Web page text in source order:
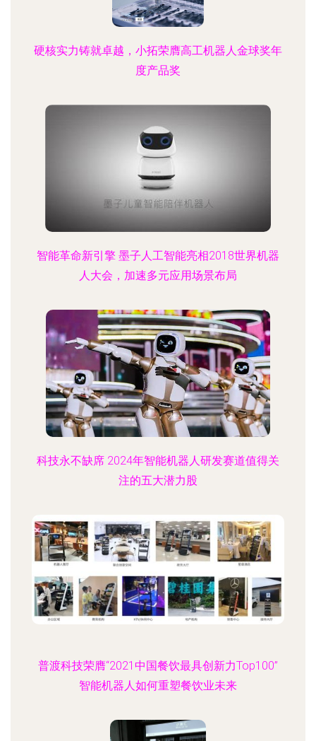
硬核实力铸就卓越，小拓荣膺高工机器人金球奖年
度产品奖
智能革命新引擎 墨子人工智能亮相2018世界机器
人大会，加速多元应用场景布局
科技永不缺席 2024年智能机器人研发赛道值得关
注的五大潜力股
普渡科技荣膺“2021中国餐饮最具创新力Top100”
智能机器人如何重塑餐饮业未来